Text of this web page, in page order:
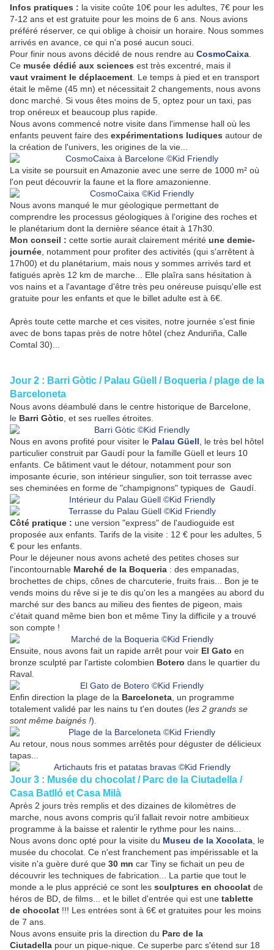
Infos pratiques : la visite coûte 10€ pour les adultes, 7€ pour les
7-12 ans et est gratuite pour les moins de 6 ans. Nous avions
préféré réserver, ce qui oblige à choisir un horaire. Nous sommes
arrivés en avance, ce qui n'a posé aucun souci.
Pour finir nous avons décidé de nous rendre au CosmoCaixa
Ce musée dédié aux sciences est très excentré, mais il
vaut vraiment le déplacement . Le temps à pied et en transport
était le même (45 mn) et nécessitait 2 changements, nous avons
donc marché. Si vous êtes moins de 5, optez pour un taxi, pas
trop onéreux et beaucoup plus rapide.
Nous avons commencé notre visite dans l'immense hall où les
enfants peuvent faire des expérimentations ludiques autour de
la création de l'univers, les origines de la vie...
La visite se poursuit en Amazonie avec une serre de 1000 m² où
l'on peut découvrir la faune et la flore amazonienne.
Nous avons manqué le mur géologique permettant de
comprendre les processus géologiques à l'origine des roches et
le planétarium dont la dernière séance était à 17h30.
Mon conseil : cette sortie aurait clairement mérité une demie-
journée , notamment pour profiter des activités (qui s'arrêtent à
17h00) et du planétarium, mais nous y sommes arrivés tard et
fatigués après 12 km de marche... Elle plaîra sans hésitation à
vos nains et a l'avantage d'être très peu onéreuse puisqu'elle est
gratuite pour les enfants et que le billet adulte est à 6€.
Après toute cette marche et ces visites, notre journée s'est finie
avec de bons tapas près de notre hôtel (chez Anduriña, Calle
Comtal 30)...
Jour 2 : Barri Gòtic / Palau Güell / Boqueria / plage de la
Barceloneta
Nous avons déambulé dans le centre historique de Barcelone,
le Barri Gòtic , et ses ruelles étroites
Nous en avons profité pour visiter le Palau Güell , le très bel hôtel
particulier construit par Gaudí pour la famille Güell et leurs 10
enfants . Ce bâtiment vaut le détour, notamment pour son
imposante écurie, son intérieur singulier, son toit terrasse avec
ses cheminées en forme de "champignons" typiques de Gaudí.
Côté pratique : une version "express" de l'audioguide est
proposée aux enfants. Tarifs de la visite : 12 € pour les adultes, 5
€ pour les enfants.
Pour le déjeuner nous avons acheté des petites choses sur
l'incontournable Marché de la Boqueria : des empanadas,
brochettes de chips, cônes de charcuterie, fruits frais... Bon je te
vends moins du rêve si je te dis qu'on les a mangées au abord du
marché sur des bancs au milieu des fientes de pigeon, mais
c'était quand même bien bon et même Tiny la difficile y a trouvé
son compte !
Ensuite, nous avons fait un rapide arrêt pour voir El Gato en
bronze sculpté par l'artiste colombien Botero dans le quartier du
Raval.
Enfin direction la plage de la Barceloneta , un programme
totalement validé par les nains tu t'en doutes (les 2 grands se
sont même baignés !).
Au retour, nous nous sommes arrêtés pour déguster de délicieux
tapas...
Jour 3 : Musée du chocolat / Parc de la Ciutadella /
Casa Batlló et Casa Milà
Après 2 jours très remplis et des dizaines de kilomètres de
marche, nous avons compris qu'il fallait revoir notre ambitieux
programme à la baisse et ralentir le rythme pour les nains...
Nous avons donc opté pour la visite du Museu de la Xocolata , le
musée du chocolat. Ce n'est franchement pas impérissable et la
visite n'a guère duré que 30 mn car Tiny se fichait un peu de
découvrir les techniques de fabrication... La partie que tout le
monde a le plus apprécié ce sont les sculptures en chocolat de
héros de BD, de films... et le billet d'entrée qui est une tablette
de chocolat !!! Les entrées sont à 6€ et gratuites pour les moins
de 7 ans.
Nous avons ensuite pris la direction du Parc de la
Ciutadella pour un pique-nique. Ce superbe parc s'étend sur 18